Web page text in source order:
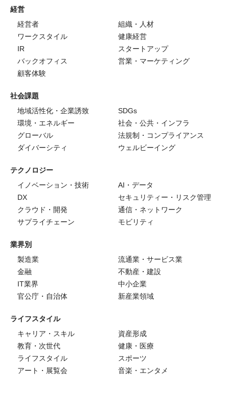
経営
経営者
組織・人材
ワークスタイル
健康経営
IR
スタートアップ
バックオフィス
営業・マーケティング
顧客体験
社会課題
地域活性化・企業誘致
SDGs
環境・エネルギー
社会・公共・インフラ
グローバル
法規制・コンプライアンス
ダイバーシティ
ウェルビーイング
テクノロジー
イノベーション・技術
AI・データ
DX
セキュリティー・リスク管理
クラウド・開発
通信・ネットワーク
サプライチェーン
モビリティ
業界別
製造業
流通業・サービス業
金融
不動産・建設
IT業界
中小企業
官公庁・自治体
新産業領域
ライフスタイル
キャリア・スキル
資産形成
教育・次世代
健康・医療
ライフスタイル
スポーツ
アート・展覧会
音楽・エンタメ